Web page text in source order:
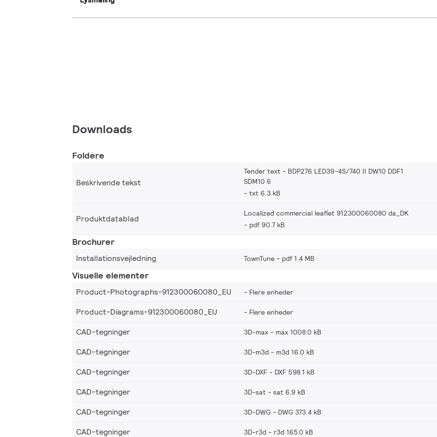
Downloads
Foldere
Beskrivende tekst
Tender text - BDP276 LED39-4S/740 II DW10 DDF1
SDM10 6
txt 6.3 kB
Produktdatablad
Localized commercial leaflet 912300060080 da_DK
pdf 90.7 kB
Brochurer
Installationsvejledning TownTune pdf 1.4 MB
Visuelle elementer
Product-Photographs-912300060080_EU Flere enheder
Product-Diagrams-912300060080_EU Flere enheder
CAD-tegninger 3D-max max 1008.0 kB
CAD-tegninger 3D-m3d m3d 16.0 kB
CAD-tegninger 3D-DXF DXF 598.1 kB
CAD-tegninger 3D-sat sat 6.9 kB
CAD-tegninger 3D-DWG DWG 373.4 kB
CAD-tegninger 3D-r3d r3d 165.0 kB